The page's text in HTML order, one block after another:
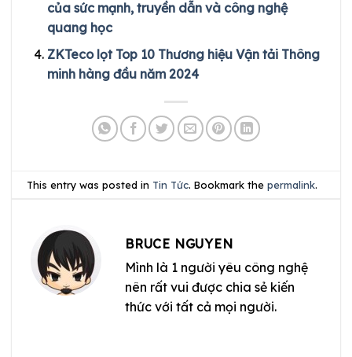
của sức mạnh, truyền dẫn và công nghệ
quang học
ZKTeco lọt Top 10 Thương hiệu Vận tải Thông
minh hàng đầu năm 2024
This entry was posted in Tin Tức. Bookmark thepermalink.
BRUCE NGUYEN
Mình là 1 người yêu công nghệ
nên rất vui được chia sẻ kiến
thức với tất cả mọi người.